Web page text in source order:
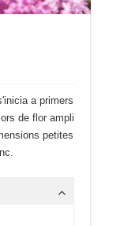
a primers
de flor ampli
petites